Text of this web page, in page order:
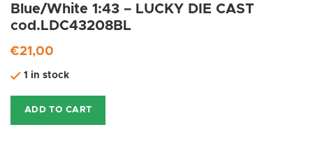
Blue/White 1:43 – LUCKY DIE CAST
cod.LDC43208BL
€21,00
1 in stock
ADD TO CART